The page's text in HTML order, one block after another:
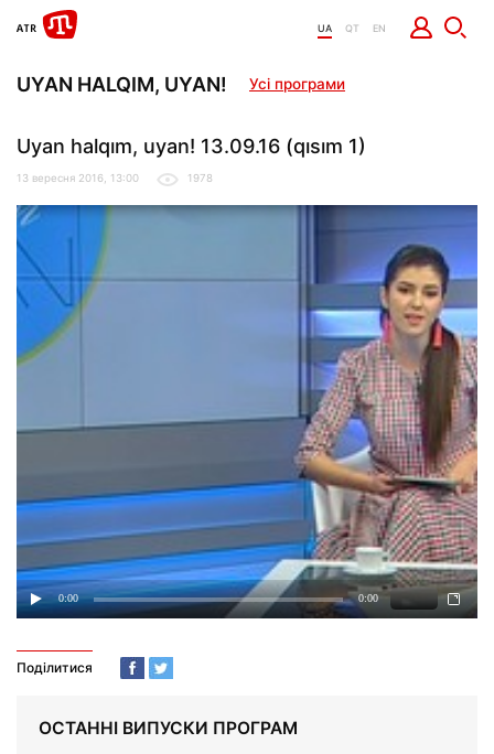
UA QT EN
UYAN HALQIM, UYAN! Усі програми
Uyan halqım, uyan! 13.09.16 (qısım 1)
13 вересня 2016, 13:00 1978
Поділитися
ОСТАННІ ВИПУСКИ ПРОГРАМ